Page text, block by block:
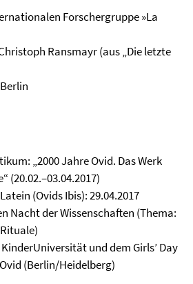
Forschergruppe »La
Ransmayr (aus „Die letzte
„2000 Jahre Ovid. Das Werk
(20.02.–03.04.2017)
(Ovids Ibis): 29.04.2017
Nacht der Wissenschaften (Thema:
und dem Girls’ Day
(Berlin/Heidelberg)